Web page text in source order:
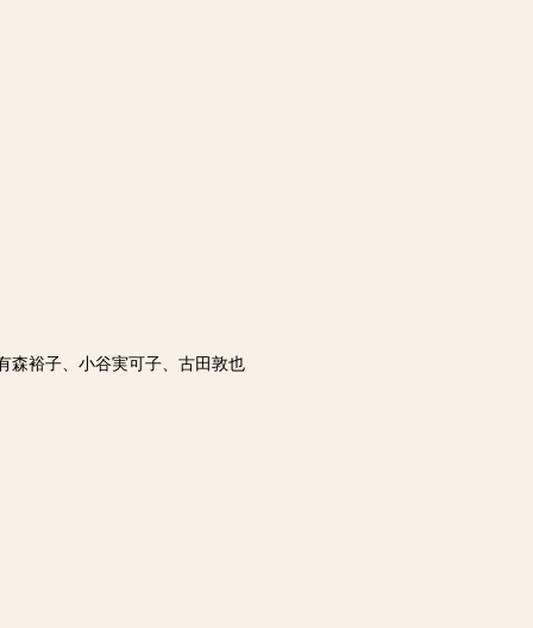
森裕子、小谷実可子、古田敦也